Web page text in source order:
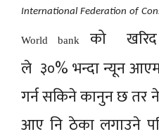
International Federation of
World bankको खरिद
ले ३०% भन्दा न्यून
गर्न सकिने कानुन छ तर
आए नि ठेका लगाउने